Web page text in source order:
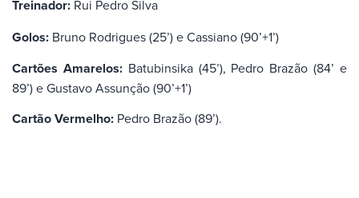
Treinador: Rui Pedro Silva
Golos: Bruno Rodrigues (25’) e Cassiano (90’+1’)
Cartões Amarelos:Batubinsika (45’), Pedro Brazão (84’ e
89’) e Gustavo Assunção (90’+1’)
Cartão Vermelho: Pedro Brazão (89’).